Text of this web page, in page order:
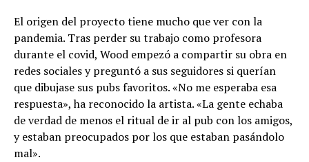
El origen del proyecto tiene mucho que ver con la
pandemia. Tras perder su trabajo como profesora
durante el covid, Wood empezó a compartir su obra en
redes sociales y preguntó a sus seguidores si querían
que dibujase sus pubs favoritos. «No me esperaba esa
respuesta», ha reconocido la artista. «La gente echaba
de verdad de menos el ritual de ir al pub con los amigos,
y estaban preocupados por los que estaban pasándolo
mal».